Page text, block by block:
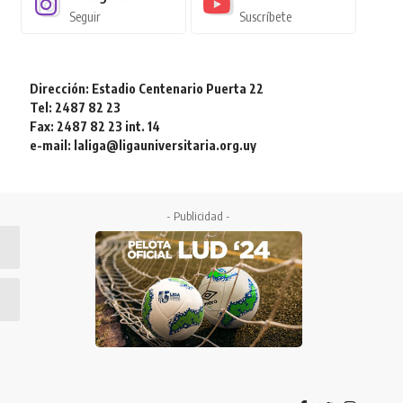
Seguir Suscríbete
Dirección: Estadio Centenario Puerta 22
Tel: 2487 82 23
Fax: 2487 82 23 int. 14
e-mail: laliga@ligauniversitaria.org.uy
- Publicidad -